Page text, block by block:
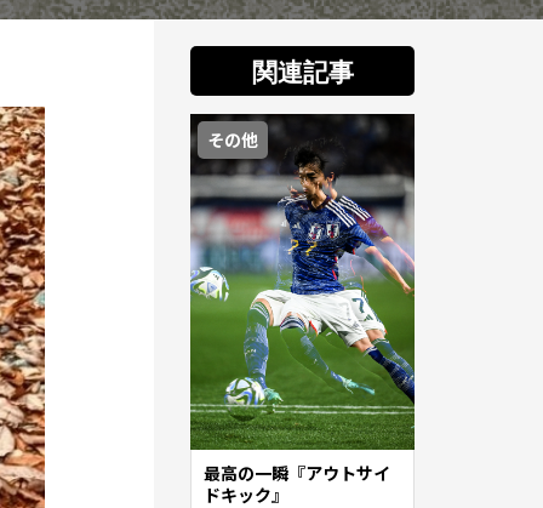
関連記事
その他
最高の一瞬『アウトサイ
ドキック』